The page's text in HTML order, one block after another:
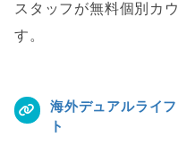
スタッフが無料個別カ
す。
海外デュアルライ
ト